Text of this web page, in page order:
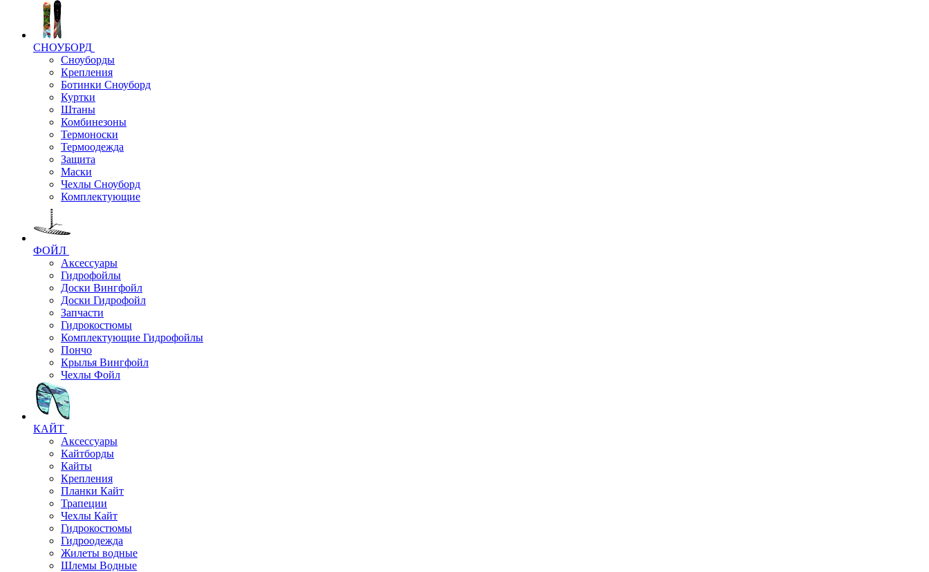
СНОУБОРД
Сноуборды
Крепления
Ботинки Сноуборд
Куртки
Штаны
Комбинезоны
Термоноски
Термоодежда
Защита
Маски
Чехлы Сноуборд
Комплектующие
ФОЙЛ
Аксессуары
Гидрофойлы
Доски Вингфойл
Доски Гидрофойл
Запчасти
Гидрокостюмы
Комплектующие Гидрофойлы
Пончо
Крылья Вингфойл
Чехлы Фойл
КАЙТ
Аксессуары
Кайтборды
Кайты
Крепления
Планки Кайт
Трапеции
Чехлы Кайт
Гидрокостюмы
Гидроодежда
Жилеты водные
Шлемы Водные